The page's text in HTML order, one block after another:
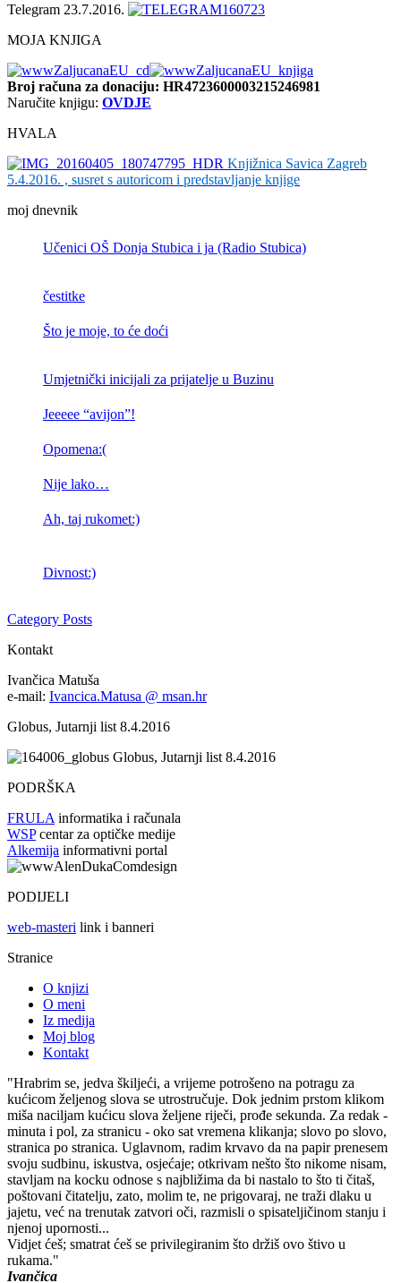
Telegram 23.7.2016.
MOJA KNJIGA
Broj računa za donaciju: HR4723600003215246981
Naručite knjigu: OVDJE
HVALA
Knjižnica Savica Zagreb
5.4.2016. , susret s autoricom i predstavljanje knjige
moj dnevnik
Učenici OŠ Donja Stubica i ja (Radio Stubica)
čestitke
Što je moje, to će doći
Umjetnički inicijali za prijatelje u Buzinu
Jeeeee “avijon”!
Opomena:(
Nije lako…
Ah, taj rukomet:)
Divnost:)
Category Posts
Kontakt
Ivančica Matuša
e-mail: Ivancica.Matusa @ msan.hr
Globus, Jutarnji list 8.4.2016
Globus, Jutarnji list 8.4.2016
PODRŠKA
FRULA informatika i računala
WSPcentar za optičke medije
Alkemija informativni portal
PODIJELI
web-masteri link i banneri
Stranice
O knjizi
O meni
Iz medija
Moj blog
Kontakt
"Hrabrim se, jedva škiljeći, a vrijeme potrošeno na potragu za
kućicom željenog slova se utrostručuje. Dok jednim prstom klikom
miša naciljam kućicu slova željene riječi, prođe sekunda. Za redak -
minuta i pol, za stranicu - oko sat vremena klikanja; slovo po slovo,
stranica po stranica. Uglavnom, radim krvavo da na papir prenesem
svoju sudbinu, iskustva, osjećaje; otkrivam nešto što nikome nisam,
stavljam na kocku odnose s najbližima da bi nastalo to što ti čitaš,
poštovani čitatelju, zato, molim te, ne prigovaraj, ne traži dlaku u
jajetu, već na trenutak zatvori oči, razmisli o spisateljičinom stanju i
njenoj upornosti...
Vidjet ćeš; smatrat ćeš se privilegiranim što držiš ovo štivo u
rukama."
Ivančica